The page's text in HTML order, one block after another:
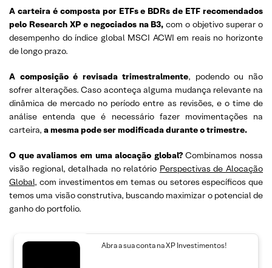
A carteira é composta por ETFs e BDRs de ETF recomendados
pelo Research XP e negociados na B3,com o objetivo superar o
desempenho do índice global MSCI ACWI em reais no horizonte
de longo prazo.
A composição é revisada trimestralmente, podendo ou não
sofrer alterações. Caso aconteça alguma mudança relevante na
dinâmica de mercado no período entre as revisões, e o time de
análise entenda que é necessário fazer movimentações na
carteira, a mesma pode ser modificada durante o trimestre.
O que avaliamos em uma alocação global?Combinamos nossa
visão regional, detalhada no relatório Perspectivas de Alocação
Global, com investimentos em temas ou setores específicos que
temos uma visão construtiva, buscando maximizar o potencial de
ganho do portfolio.
Abra a sua conta na XP Investimentos!